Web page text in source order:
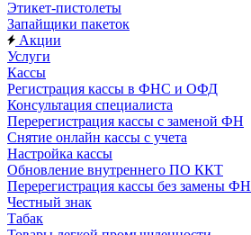
Этикет-пистолеты
Запайщики пакеток
Акции
Услуги
Кассы
Регистрация кассы в ФНС и ОФД
Консультация специалиста
Перерегистрация кассы с заменой ФН
Снятие онлайн кассы с учета
Настройка кассы
Обновление внутреннего ПО ККТ
Перерегистрация кассы без замены ФН
Честный знак
Табак